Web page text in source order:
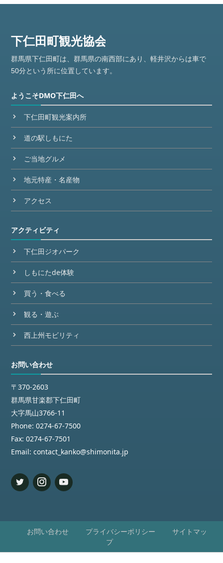
群馬県下仁田町は、群馬県の南西部にあり、軽井沢からは車で
50分という所に位置しています。
ようこそDMO下仁田へ
下仁田町観光案内所
道の駅しもにた
ご当地グルメ
地元特産・名産物
アクセス
アクティビティ
下仁田ジオパーク
しもにたde体験
買う・食べる
観る・遊ぶ
西上州モビリティ
お問い合わせ
〒370-2603
群馬県甘楽郡下仁田町
大字馬山3766-11
Phone: 0274-67-7500
Fax: 0274-67-7501
Email: contact_kanko@shimonita.jp
お問い合わせ プライバシーポリシー
サイトマッ
プ